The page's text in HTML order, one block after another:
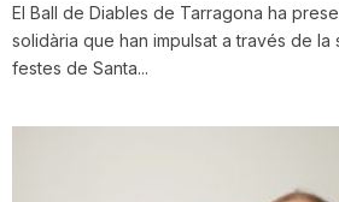
a
t
El Ball de Diables de Tarragona ha
solidària que han impulsat a través de la
festes de Santa...